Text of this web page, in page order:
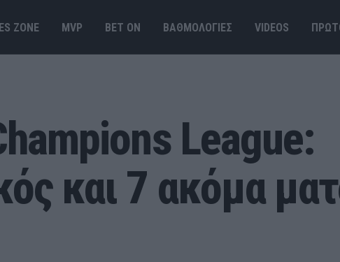
ΖΟΝΕ MVP BET ΟΝ ΒΑΘΜΟΛΟΓΙΕΣ VIDEOS
League:
και 7 ακόμα